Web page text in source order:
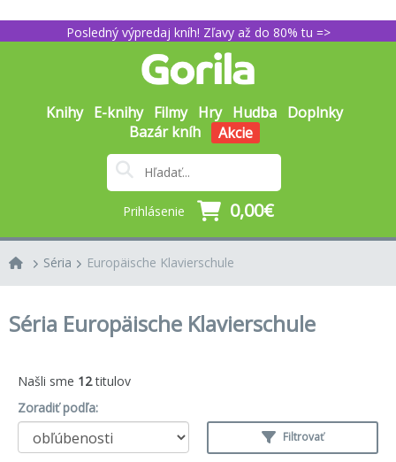
Posledný výpredaj kníh! Zľavy až do 80% tu =>
Knihy E-knihy Filmy Hry Hudba Doplnky
Bazár kníh
Akcie
Prihlásenie 0,00€
Séria Europäische Klavierschule
Séria Europäische Klavierschule
Našli sme 12titulov
Zoradiť podľa:
Filtrovať